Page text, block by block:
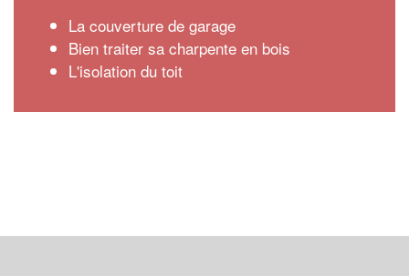
La couverture de garage
Bien traiter sa charpente en bois
L'isolation du toit